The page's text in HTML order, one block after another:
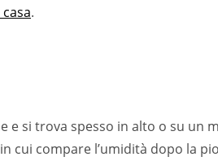
.
e si trova spesso in alto o su
compare l’umidità dopo la